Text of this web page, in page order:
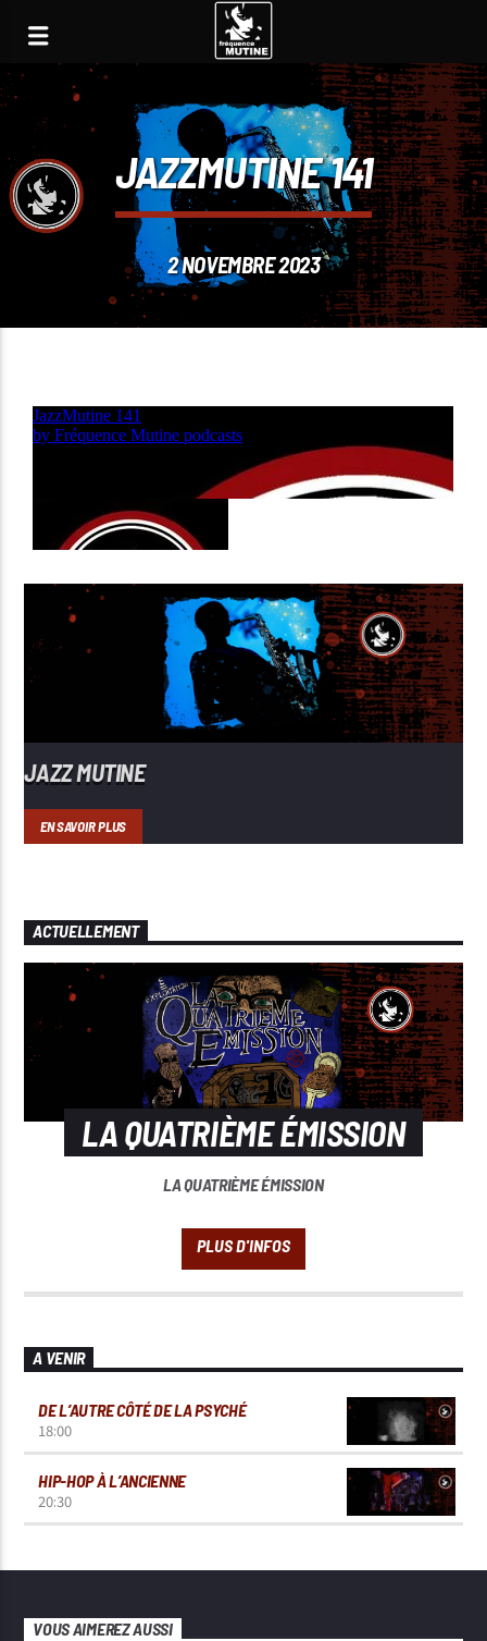
JAZZMUTINE 141
2 NOVEMBRE 2023
JAZZ MUTINE
EN SAVOIR PLUS
ACTUELLEMENT
LA QUATRIÈME ÉMISSION
LA QUATRIÈME ÉMISSION
A VENIR
DE L’AUTRE CÔTÉ DE LA PSYCHÉ
18:00
HIP-HOP À L’ANCIENNE
20:30
VOUS AIMEREZ AUSSI